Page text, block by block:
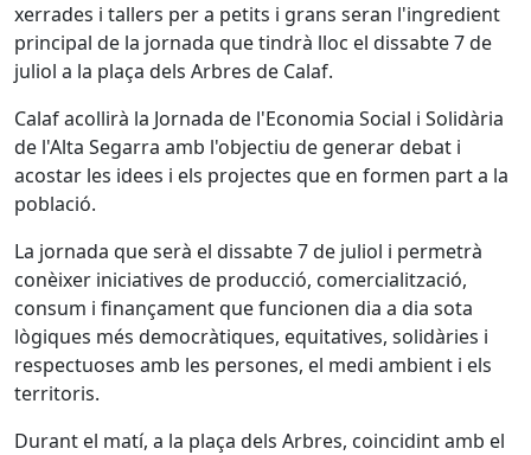
xerrades i tallers per a petits i grans seran l'ingredient
principal de la jornada que tindrà lloc el dissabte 7 de
juliol a la plaça dels Arbres de Calaf.
Calaf acollirà la Jornada de l'Economia Social i Solidària
de l'Alta Segarra amb l'objectiu de generar debat i
acostar les idees i els projectes que en formen part a la
població.
La jornada que serà el dissabte 7 de juliol i permetrà
conèixer iniciatives de producció, comercialització,
consum i finançament que funcionen dia a dia sota
lògiques més democràtiques, equitatives, solidàries i
respectuoses amb les persones, el medi ambient i els
territoris.
Durant el matí, a la plaça dels Arbres, coincidint amb el